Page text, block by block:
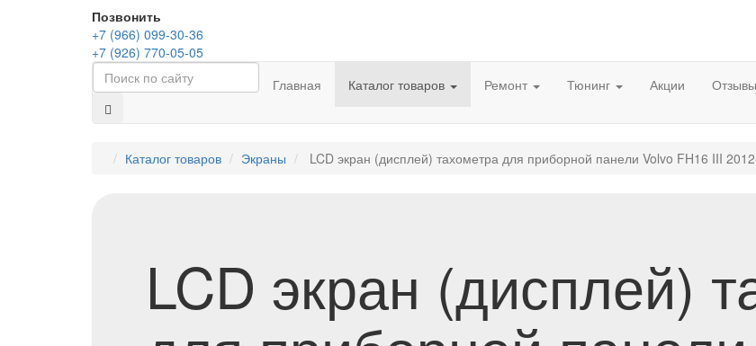
Позвонить
+7 (966) 099-30-36
+7 (926) 770-05-05
Главная
Каталог товаров Ремонт Тюнинг Акции Отзывы
Каталог товаров Экраны LCD экран (дисплей) тахометра для приборной панели Volvo FH16 III
LCD экран (дисплей)